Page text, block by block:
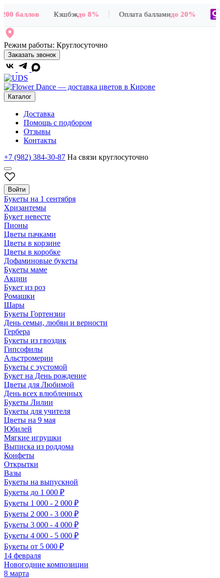
баллов Кэшбэкдо 8% Оплата балламидо 20%
Режим работы: Круглосуточно
Заказать звонок
Каталог
Доставка
Помощь с подбором
Отзывы
Контакты
+7 (982) 384-30-87 На связи круглосуточно
Войти
Букеты на 1 сентября
Хризантемы
Букет невесте
Пионы
Цветы пачками
Цветы в корзине
Цветы в коробке
Дофаминовые букеты
Букеты маме
Акции
Букет из роз
Ромашки
Шары
Букеты Гортензии
День семьи, любви и верности
Гербера
Букеты из гвоздик
Гипсофилы
Альстромерии
Букеты с эустомой
Букет на День рождение
Цветы для Любимой
День всех влюбленных
Букеты Лилии
Букеты для учителя
Цветы на 9 мая
Юбилей
Мягкие игрушки
Выписка из роддома
Конфеты
Открытки
Вазы
Букеты на выпускной
Букеты до 1 000 ₽
Букеты 1 000 - 2 000 ₽
Букеты 2 000 - 3 000 ₽
Букеты 3 000 - 4 000 ₽
Букеты 4 000 - 5 000 ₽
Букеты от 5 000 ₽
14 февраля
Новогодние композиции
8 марта